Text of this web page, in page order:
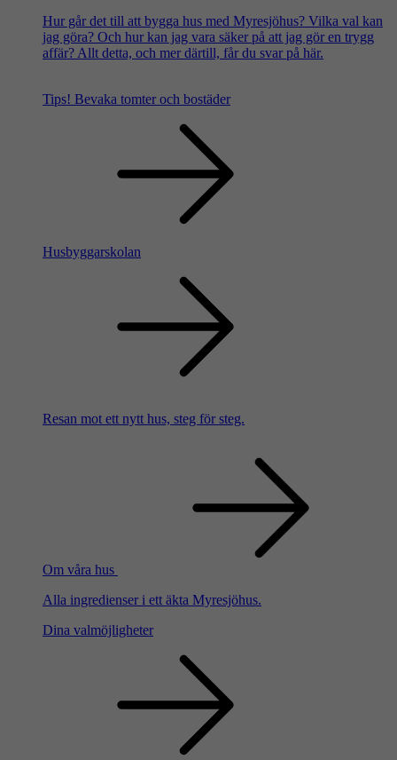
Hur går det till att bygga hus med Myresjöhus? Vilka val kan
jag göra? Och hur kan jag vara säker på att jag gör en trygg
affär? Allt detta, och mer därtill, får du svar på här.
Tips! Bevaka tomter och bostäder
Husbyggarskolan
Resan mot ett nytt hus, steg för steg.
Om våra hus
Alla ingredienser i ett äkta Myresjöhus.
Dina valmöjligheter